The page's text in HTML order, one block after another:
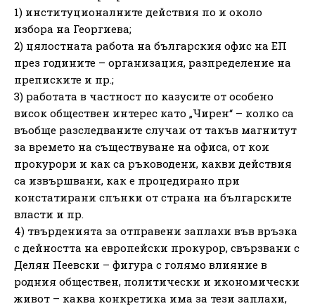
1) институционалните действия по и около
избора на Георгиева;
2) цялостната работа на българския офис на ЕП
през годините – организация, разпределение на
преписките и пр.;
3) работата в частност по казусите от особено
висок обществен интерес като „Чирен“ – колко са
въобще разследваните случаи от такъв магнитут
за времето на съществуване на офиса, от кои
прокурори и как са ръководени, какви действия
са извършвани, как е процедирано при
констатирани спънки от страна на българските
власти и пр.
4) твърденията за отправени заплахи във връзка
с дейността на европейски прокурор, свързвани с
Делян Пеевски – фигура с голямо влияние в
родния обществен, политически и икономически
живот – каква конкретика има за тези заплахи,